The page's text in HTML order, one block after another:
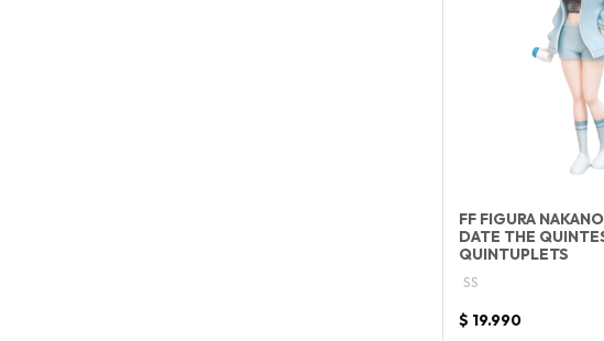
FF FIGURA
DATE THE
QUINTUPLETS
SS
$ 19.990